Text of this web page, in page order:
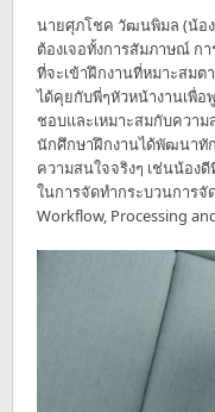
นายศุภโชค วัฒนพิมล (น้อง
ต้องเจอทั้งการสัมภาษณ์ ก
ที่จะเข้าฝึกงานที่หมาะสมต
ได้คุยกับพี่ๆหัวหน้างานเพื่
ชอบและเหมาะสมกับความ
นักศึกษาฝึกงานได้พัฒนาทั
ความสนใจจริงๆ เช่นน้อง
ในการจัดทำกระบวนการจั
Workflow, Processing